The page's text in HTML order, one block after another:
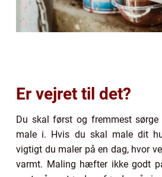
Er vejret til det?
Du skal først og fremmest
male i. Hvis du skal male dit
vigtigt du maler på en dag, hvor
varmt. Maling hæfter ikke godt